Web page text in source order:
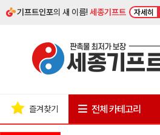
기프트인포의 새 이름!세종기프트 자세히
즐겨찾기 전체 카테고리